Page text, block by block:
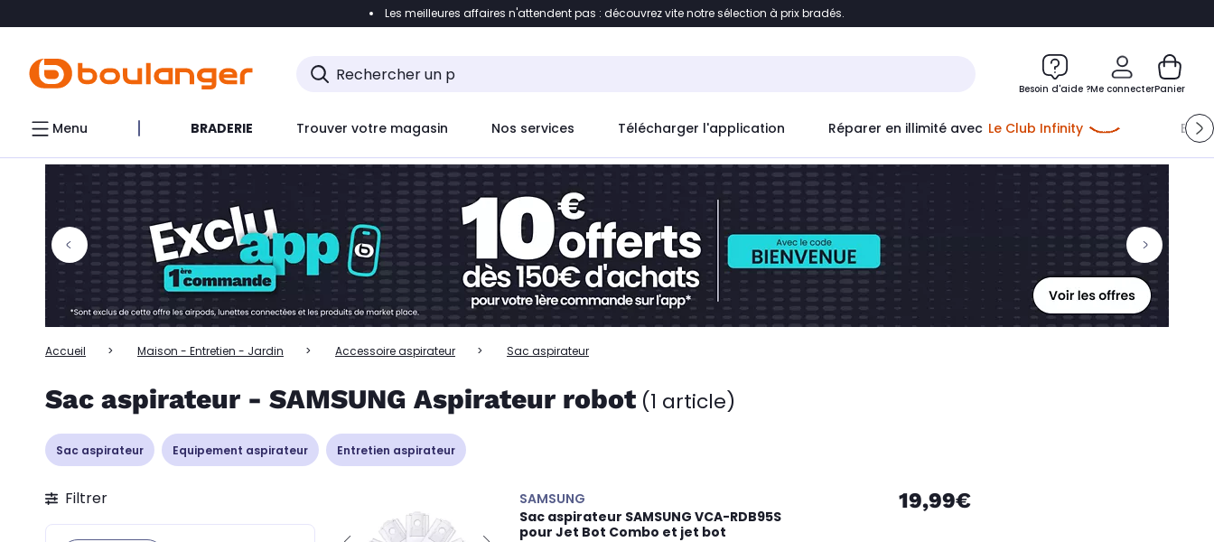
Accéder directement à la liste des produits Accéder directement au contenu
Accéder directement au chatbot
Les meilleures affaires n'attendent pas : découvrez vite notre sélection à prix bradés.
Besoin d'aide ?Me connecter
Me connecter
Nouveau clientCréer mon compte
ou me connecter avec
Panier
Menu BRADERIE Trouver votre magasin Nos services Télécharger l'application Réparer en illimité avec Le Club Infinity
Accueil Maison - Entretien - Jardin Accessoire aspirateur Sac aspirateur
Sac aspirateur - SAMSUNG Aspirateur robot (1 article)
Sac aspirateur Equipement aspirateur Entretien aspirateur
Filtrer
SAMSUNG
Sac aspirateur SAMSUNG VCA-RDB95S
pour Jet Bot Combo et jet bot
19,99€